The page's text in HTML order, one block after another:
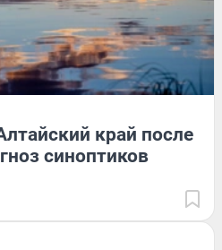
край после
синоптиков